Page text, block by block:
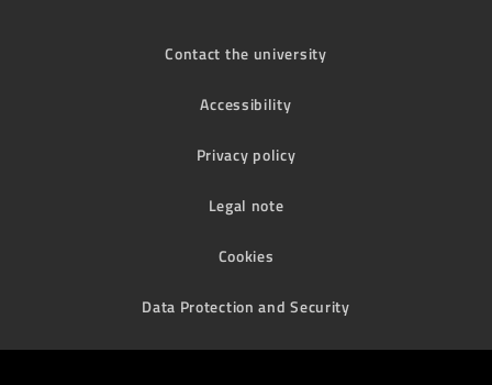
Contact the university
Accessibility
Privacy policy
Legal note
Cookies
Data Protection and Security